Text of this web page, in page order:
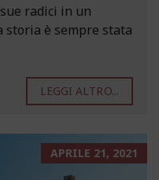
radici in un
storia è sempre stata
LEGGI ALTRO...
APRILE 21, 2021